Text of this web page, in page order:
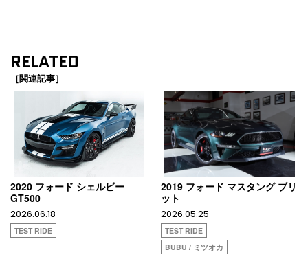
RELATED
［関連記事］
2020 フォード シェルビー
GT500
2026.06.18
TEST RIDE
2019 フォード マスタング ブリ
ット
2026.05.25
TEST RIDE
BUBU / ミツオカ